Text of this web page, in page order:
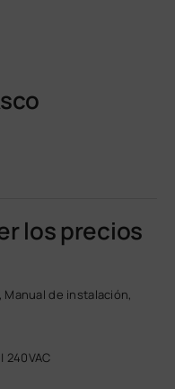
los precios
de instalación,
240VAC